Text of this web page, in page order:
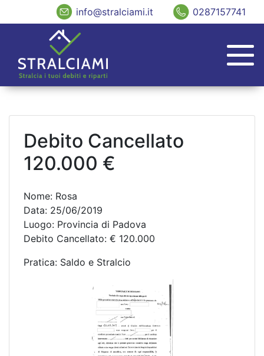
info@stralciami.it 0287157741
Debito Cancellato
120.000 €
Nome: Rosa
Data: 25/06/2019
Luogo: Provincia di Padova
Debito Cancellato: € 120.000
Pratica: Saldo e Stralcio